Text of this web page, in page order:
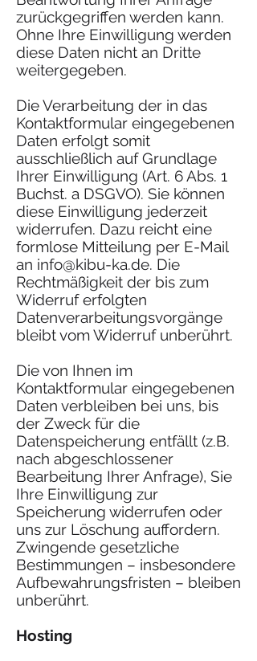
zurückgegriffen werden kann.
Ohne Ihre Einwilligung werden
diese Daten nicht an Dritte
weitergegeben.
Die Verarbeitung der in das
Kontaktformular eingegebenen
Daten erfolgt somit
ausschließlich auf Grundlage
Ihrer Einwilligung (Art. 6 Abs. 1
Buchst. a DSGVO). Sie können
diese Einwilligung jederzeit
widerrufen. Dazu reicht eine
formlose Mitteilung per E-Mail
an info@kibu-ka.de. Die
Rechtmäßigkeit der bis zum
Widerruf erfolgten
Datenverarbeitungsvorgänge
bleibt vom Widerruf unberührt.
Die von Ihnen im
Kontaktformular eingegebenen
Daten verbleiben bei uns, bis
der Zweck für die
Datenspeicherung entfällt (z.B.
nach abgeschlossener
Bearbeitung Ihrer Anfrage), Sie
Ihre Einwilligung zur
Speicherung widerrufen oder
uns zur Löschung auffordern.
Zwingende gesetzliche
Bestimmungen – insbesondere
Aufbewahrungsfristen – bleiben
unberührt.
Hosting